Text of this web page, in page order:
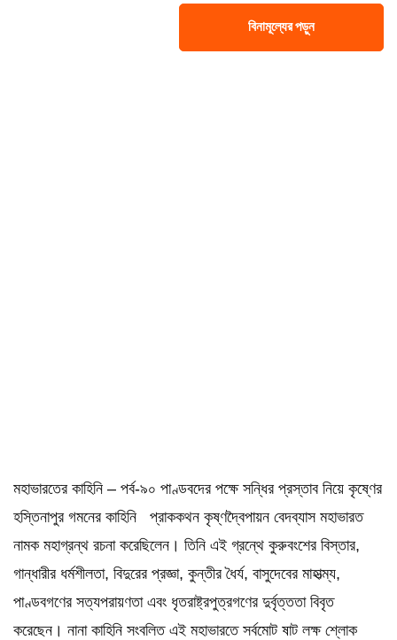
বিনামূল্যের পড়ুন
মহাভারতের কাহিনি – পর্ব-৯০ পাণ্ডবদের পক্ষে সন্ধির প্রস্তাব নিয়ে কৃষ্ণের
হস্তিনাপুর গমনের কাহিনি প্রাককথন কৃষ্ণদ্বৈপায়ন বেদব্যাস মহাভারত
নামক মহাগ্রন্থ রচনা করেছিলেন। তিনি এই গ্রন্থে কুরুবংশের বিস্তার,
গান্ধারীর ধর্মশীলতা, বিদুরের প্রজ্ঞা, কুন্তীর ধৈর্য, বাসুদেবের মাহাত্ম্য,
পাণ্ডবগণের সত্যপরায়ণতা এবং ধৃতরাষ্ট্রপুত্রগণের দুর্বৃত্ততা বিবৃত
করেছেন। নানা কাহিনি সংবলিত এই মহাভারতে সর্বমোট ষাট লক্ষ শ্লোক